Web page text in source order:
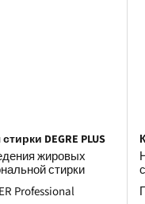
DEGRE PLUS
жировых
стирки
Professional